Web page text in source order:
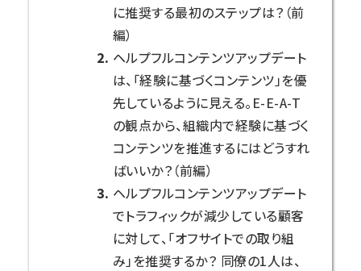
に推奨する最初のステップは？（前
編）
ヘルプフルコンテンツアップデート
は、「経験に基づくコンテンツ」を優
先しているように見える。E-E-A-T
の観点から、組織内で経験に基づく
コンテンツを推進するにはどうすれ
ばいいか？（前編）
ヘルプフルコンテンツアップデート
でトラフィックが減少している顧客
に対して、「オフサイトでの取り組
み」を推奨するか？ 同僚の1人は、